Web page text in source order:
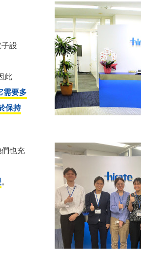
設
此
需要多
保持
也充
。